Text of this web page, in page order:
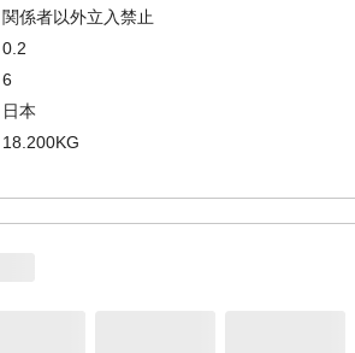
関係者以外立入禁止
0.2
6
日本
18.200KG
リールケース：ABS樹脂